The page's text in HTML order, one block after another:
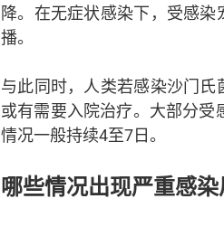
降。在无症状感染下，受感
播。
与此同时，人类若感染沙门氏
或有需要入院治疗。大部分
情况一般持续4至7日。
哪些情况出现严重感染